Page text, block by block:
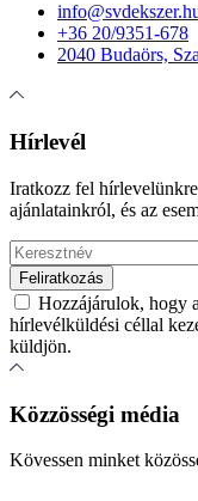
+36 20/9351-678
2040 Budaörs,
Hírlevél
Iratkozz fel
ajánlatainkról, és az
Hozzájárulok, hogy
hírlevélküldési céllal
küldjön.
Közzösségi média
Kövessen minket